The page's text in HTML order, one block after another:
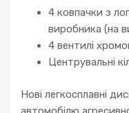
4 ковпачки з
виробника (на
4 вентилі
Центрувальні
Нові легкосплавні